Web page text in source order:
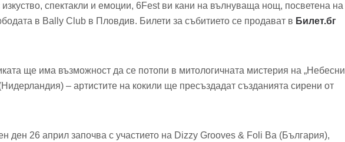
спектакли и емоции, 6Fest ви кани на вълнуваща нощ, посветена на
в Bally Club в Пловдив. Билети за събитието се продават в Билет.бг
ще има възможност да се потопи в митологичната мистерия на „Небесни
– артистите на кокили ще пресъздадат създанията сирени от
ден 26 април започва с участието на Dizzy Grooves & Foli Ba (България),